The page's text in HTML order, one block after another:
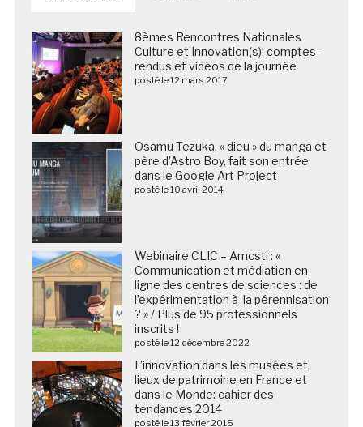
8èmes Rencontres Nationales
Culture et Innovation(s): comptes-
rendus et vidéos de la journée
posté le 12 mars 2017
Osamu Tezuka, « dieu » du manga et
père d’Astro Boy, fait son entrée
dans le Google Art Project
posté le 10 avril 2014
Webinaire CLIC – Amcsti : «
Communication et médiation en
ligne des centres de sciences : de
l’expérimentation à la pérennisation
? » / Plus de 95 professionnels
inscrits !
posté le 12 décembre 2022
L’innovation dans les musées et
lieux de patrimoine en France et
dans le Monde: cahier des
tendances 2014
posté le 13 février 2015